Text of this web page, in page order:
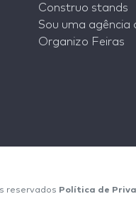
Construo stands
Sou uma agência
Organizo Feiras
reservados Política de